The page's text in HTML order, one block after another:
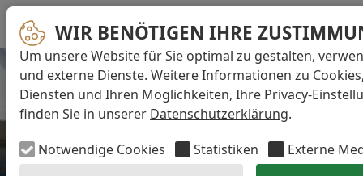
WIR BENÖTIGEN IHRE
Um unsere Website für Sie optimal zu gestalten,
und externe Dienste. Weitere Informationen zu
Diensten und Ihren Möglichkeiten, Ihre Privacy-
finden Sie in unserer Datenschutzerklärung.
Notwendige Cookies
Statistiken
Externe